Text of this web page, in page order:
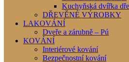
Kuchyňská dvířka
DŘEVĚNÉ VÝROBKY
LAKOVÁNÍ
Dveře a zárubně – Pú
KOVÁNÍ
Interiérové kování
Bezpečnostní kování